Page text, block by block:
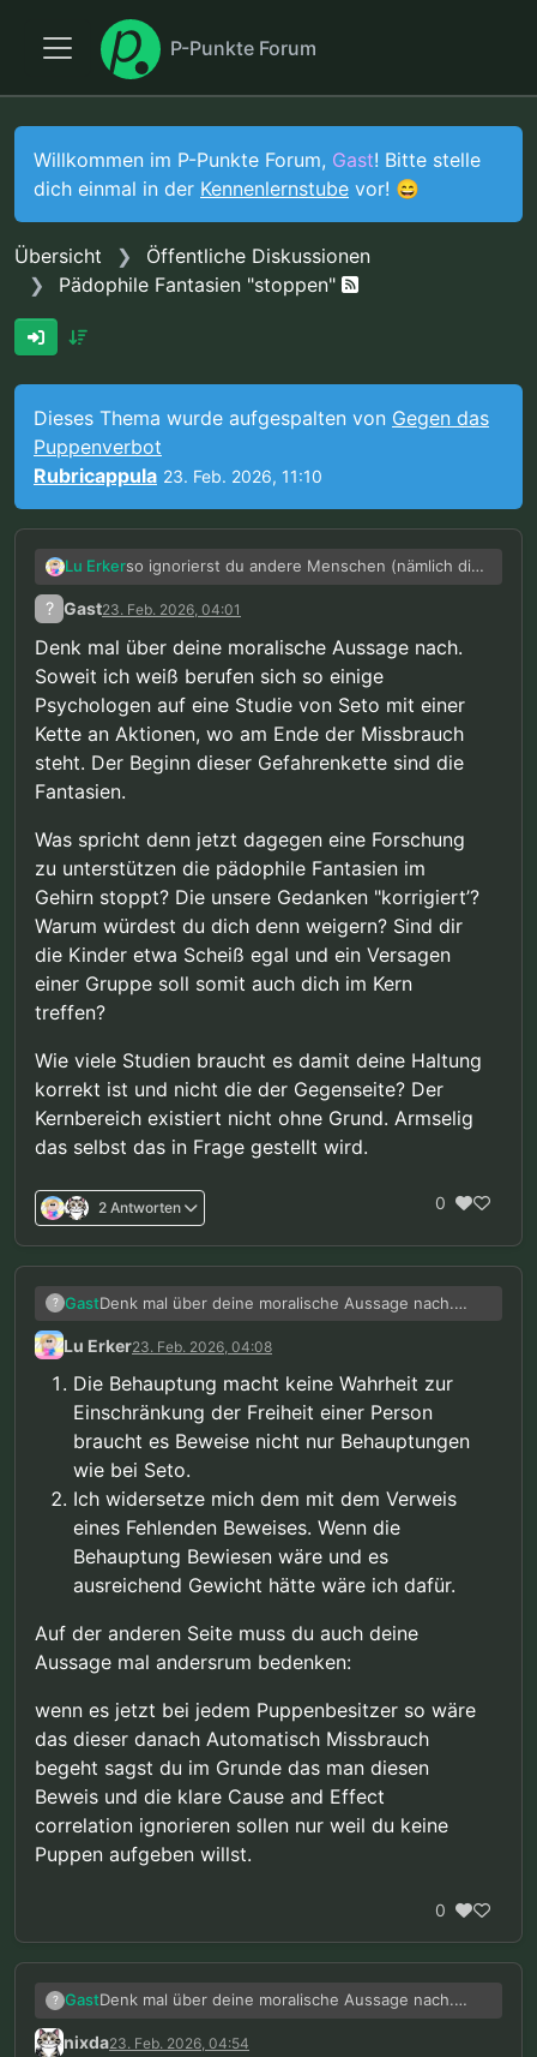
P-Punkte Forum
Willkommen im P-Punkte Forum, Gast! Bitte stelle
dich einmal in der Kennenlernstube vor! 😄
Übersicht
Öffentliche Diskussionen
Pädophile Fantasien "stoppen"
Dieses Thema wurde aufgespalten von Gegen das
Puppenverbot
Rubricappula 23. Feb. 2026, 11:10
Lu Erkerso ignorierst du andere Menschen (nämlich die
Kinder) gänzlich. Nein eine Abwägung
hinsichtlich der Wahrscheinlichkeit für
ein Verbot wenn man diese nicht einmal kennt
bzw. ein Eingriff wenn das Verbotene Schaden
für andere Personengruppen sogar verhindert
halte ich klar für Falsch. Wir haben nicht das
Recht unseren Willen über die Unversehrtheit
der Kinder zu stellen. Die Gesellschaft hat aber
unseren Willen zu stellen.
? Gast23. Feb. 2026, 04:01
Denk mal über deine moralische Aussage nach.
Soweit ich weiß berufen sich so einige
Psychologen auf eine Studie von Seto mit einer
Kette an Aktionen, wo am Ende der Missbrauch
steht. Der Beginn dieser Gefahrenkette sind die
Fantasien.
Was spricht denn jetzt dagegen eine Forschung
zu unterstützen die pädophile Fantasien im
Gehirn stoppt? Die unsere Gedanken "korrigiert’?
Warum würdest du dich denn weigern? Sind dir
die Kinder etwa Scheiß egal und ein Versagen
einer Gruppe soll somit auch dich im Kern
treffen?
Wie viele Studien braucht es damit deine Haltung
korrekt ist und nicht die der Gegenseite? Der
Kernbereich existiert nicht ohne Grund. Armselig
das selbst das in Frage gestellt wird.
2 Antworten 0
? GastDenk mal über deine moralische Aussage nach.
Soweit ich weiß berufen sich so einige Psychologen
auf eine Studie von Seto mit einer Kette an
Beginn dieser Gefahrenkette sind die Fantasien.
Was spricht denn jetzt dagegen eine Forschung zu
stoppt? Die unsere Gedanken "korrigiert’? Warum
würdest du dich denn weigern? Sind dir die Kinder
etwa Scheiß egal und ein Versagen einer Gruppe
soll somit auch dich im Kern treffen?
Wie viele Studien braucht es damit deine Haltung
korrekt ist und nicht die der Gegenseite? Der
Kernbereich existiert nicht ohne Grund. Armselig
das selbst das in Frage gestellt wird.
Lu Erker23. Feb. 2026, 04:08
Die Behauptung macht keine Wahrheit zur
Einschränkung der Freiheit einer Person
braucht es Beweise nicht nur Behauptungen
wie bei Seto.
Ich widersetze mich dem mit dem Verweis
eines Fehlenden Beweises. Wenn die
Behauptung Bewiesen wäre und es
ausreichend Gewicht hätte wäre ich dafür.
Auf der anderen Seite muss du auch deine
Aussage mal andersrum bedenken:
wenn es jetzt bei jedem Puppenbesitzer so wäre
das dieser danach Automatisch Missbrauch
begeht sagst du im Grunde das man diesen
Beweis und die klare Cause and Effect
correlation ignorieren sollen nur weil du keine
Puppen aufgeben willst.
0
? GastDenk mal über deine moralische Aussage nach.
Soweit ich weiß berufen sich so einige Psychologen
auf eine Studie von Seto mit einer Kette an
Was spricht denn jetzt dagegen eine Forschung zu
nixda23. Feb. 2026, 04:54